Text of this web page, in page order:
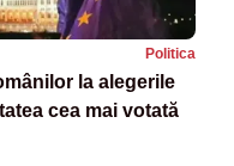
Politica
la alegerile
cea mai votată